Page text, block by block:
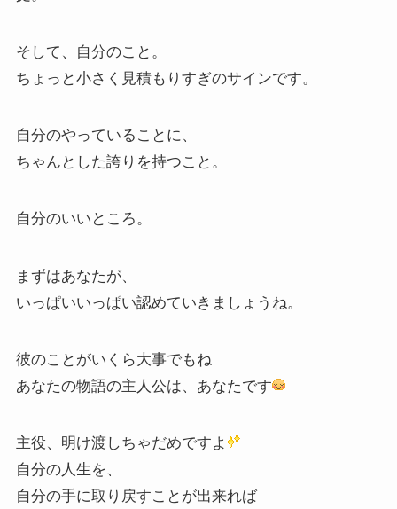
そして、自分のこと。
ちょっと小さく見積もりすぎのサインです。
自分のやっていることに、
ちゃんとした誇りを持つこと。
自分のいいところ。
まずはあなたが、
いっぱいいっぱい認めていきましょうね。
彼のことがいくら大事でもね
あなたの物語の主人公は、あなたです
主役、明け渡しちゃだめですよ
自分の人生を、
自分の手に取り戻すことが出来れば